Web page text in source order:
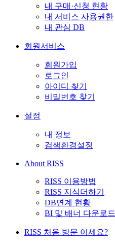
내 구매·신청 현황
내 서비스 사용권한
내 관심 DB
회원서비스
회원가입
로그인
아이디 찾기
비밀번호 찾기
설정
내 정보
검색환경설정
About RISS
RISS 이용방법
RISS 지식더하기
DB연계 현황
BI 및 배너 다운로드
RISS 처음 방문 이세요?